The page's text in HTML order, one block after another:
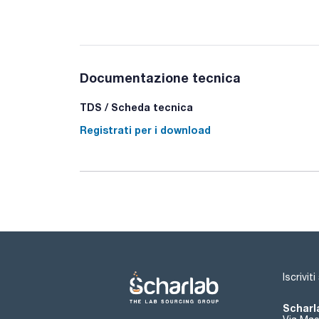
Documentazione tecnica
TDS / Scheda tecnica
Registrati per i download